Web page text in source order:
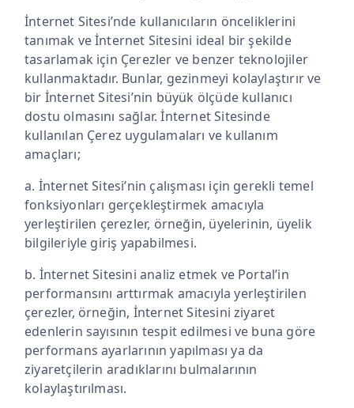
İnternet Sitesi’nde kullanıcıların önceliklerini
tanımak ve İnternet Sitesini ideal bir şekilde
tasarlamak için Çerezler ve benzer teknolojiler
kullanmaktadır. Bunlar, gezinmeyi kolaylaştırır ve
bir İnternet Sitesi’nin büyük ölçüde kullanıcı
dostu olmasını sağlar. İnternet Sitesinde
kullanılan Çerez uygulamaları ve kullanım
amaçları;
a. İnternet Sitesi’nin çalışması için gerekli temel
fonksiyonları gerçekleştirmek amacıyla
yerleştirilen çerezler, örneğin, üyelerinin, üyelik
bilgileriyle giriş yapabilmesi.
b. İnternet Sitesini analiz etmek ve Portal’in
performansını arttırmak amacıyla yerleştirilen
çerezler, örneğin, İnternet Sitesini ziyaret
edenlerin sayısının tespit edilmesi ve buna göre
performans ayarlarının yapılması ya da
ziyaretçilerin aradıklarını bulmalarının
kolaylaştırılması.